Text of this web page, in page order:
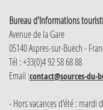
Bureau d'Informations
Avenue de la Gare
05140 Aspres-sur-Buëch -
Tél : +33(0)4 92 58 68 88
Email :contact@sources-du-
- Hors vacances d'été : mardi